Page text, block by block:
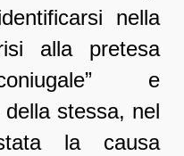
nella
alla pretesa
e
della stessa, nel
la causa